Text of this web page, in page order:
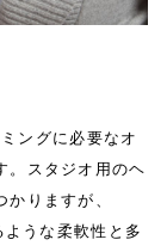
ングに必要なオ
。スタジオ用のヘ
りますが、
うな柔軟性と多